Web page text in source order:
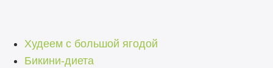
Худеем с большой ягодой
Бикини-диета